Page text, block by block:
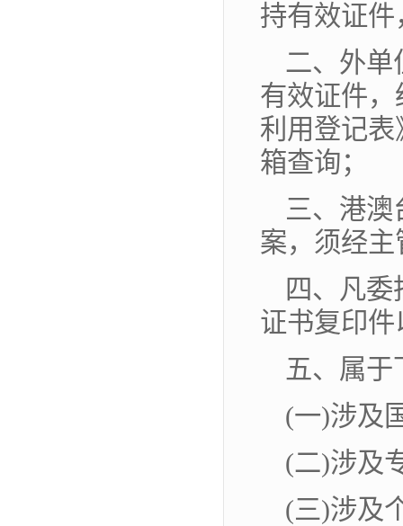
持有效证
二、外单
有效证件
利用登记
箱查询；
三、港澳
案，须经
四、凡
证书复印
五、属于
(一)涉及
(二)涉及
(三)涉及